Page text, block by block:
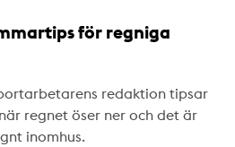
för regniga
redaktion tipsar
regnet öser ner och det är
inomhus.